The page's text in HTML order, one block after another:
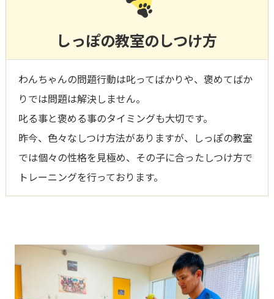
しっぽの教室のしつけ方
わんちゃんの問題行動は叱ってばかりや、褒めてばか
りでは問題は解決しません。
叱る事と褒める事のタイミングも大切です。
昨今、色々なしつけ方法がありますが、しっぽの教室
では個々の性格を見極め、その子に合ったしつけ方で
トレーニングを行っております。